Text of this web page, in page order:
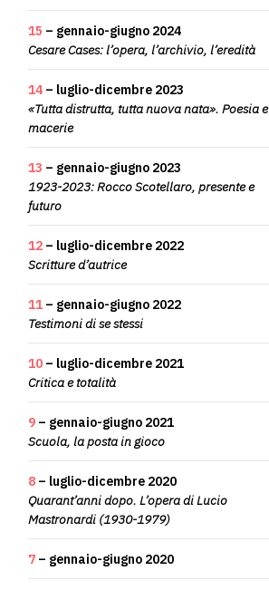
15 – gennaio-giugno 2024
Cesare Cases: l’opera, l’archivio, l’eredità
14 – luglio-dicembre 2023
«Tutta distrutta, tutta nuova nata». Poesia e
macerie
13 – gennaio-giugno 2023
1923-2023: Rocco Scotellaro, presente e
futuro
12 – luglio-dicembre 2022
Scritture d’autrice
11 – gennaio-giugno 2022
Testimoni di se stessi
10 – luglio-dicembre 2021
Critica e totalità
9 – gennaio-giugno 2021
Scuola, la posta in gioco
8 – luglio-dicembre 2020
Quarant’anni dopo. L’opera di Lucio
Mastronardi (1930-1979)
7 – gennaio-giugno 2020